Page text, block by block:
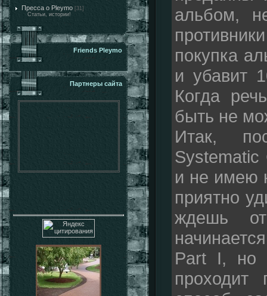
Пресса о Pleymo [31]
Статьи, истории!
Friends Pleymo
Партнеры сайта
альбом,
покупка
и убавит
Когда
быть не
Итак,
и не имею
приятно
ждешь
Part I, но
проходит